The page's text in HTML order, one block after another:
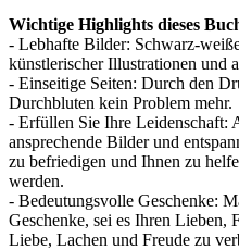
Wichtige Highlights dieses
- Lebhafte Bilder: Schwarz-
künstlerischer Illustrationen und
- Einseitige Seiten: Durch den
Durchbluten kein Problem mehr.
- Erfüllen Sie Ihre Leidenschaft:
ansprechende Bilder und
zu befriedigen und Ihnen zu
werden.
- Bedeutungsvolle Geschenke:
Geschenke, sei es Ihren Lieben,
Liebe, Lachen und Freude zu